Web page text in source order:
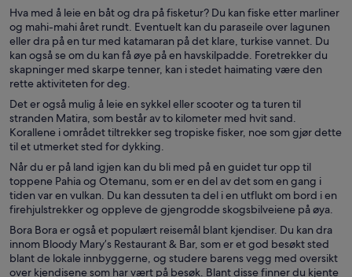
Hva med å leie en båt og dra på fisketur? Du kan fiske etter marliner
og mahi-mahi året rundt. Eventuelt kan du paraseile over lagunen
eller dra på en tur med katamaran på det klare, turkise vannet. Du
kan også se om du kan få øye på en havskilpadde. Foretrekker du
skapninger med skarpe tenner, kan i stedet haimating være den
rette aktiviteten for deg.
Det er også mulig å leie en sykkel eller scooter og ta turen til
stranden Matira, som består av to kilometer med hvit sand.
Korallene i området tiltrekker seg tropiske fisker, noe som gjør dette
til et utmerket sted for dykking.
Når du er på land igjen kan du bli med på en guidet tur opp til
toppene Pahia og Otemanu, som er en del av det som en gang i
tiden var en vulkan. Du kan dessuten ta del i en utflukt om bord i en
firehjulstrekker og oppleve de gjengrodde skogsbilveiene på øya.
Bora Bora er også et populært reisemål blant kjendiser. Du kan dra
innom Bloody Mary’s Restaurant & Bar, som er et god besøkt sted
blant de lokale innbyggerne, og studere barens vegg med oversikt
over kjendisene som har vært på besøk. Blant disse finner du kjente